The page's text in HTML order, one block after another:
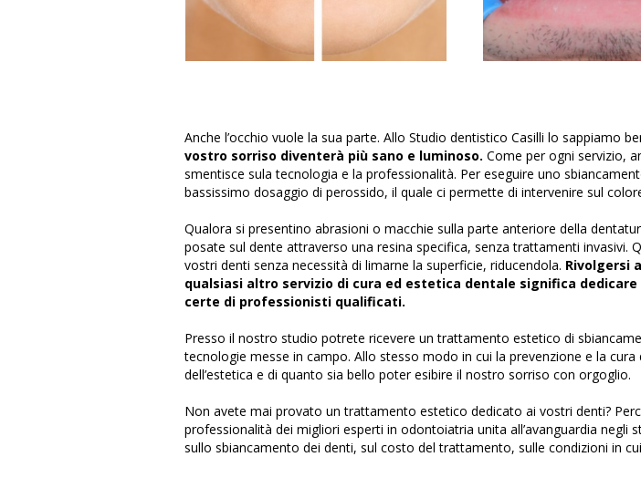
Anche l’occhio vuole la sua parte. Allo Studio dentistico Casilli lo sappiamo
vostro sorriso diventerà più sano e luminoso. Come per ogni servizio,
smentisce sula tecnologia e la professionalità. Per eseguire uno
bassissimo dosaggio di perossido, il quale ci permette di intervenire sul
Qualora si presentino abrasioni o macchie sulla parte anteriore della
posate sul dente attraverso una resina specifica, senza trattamenti invasivi.
vostri denti senza necessità di limarne la superficie, riducendola. Rivolgersi
qualsiasi altro servizio di cura ed estetica dentale significa
certe di professionisti qualificati.
Presso il nostro studio potrete ricevere un trattamento estetico di
tecnologie messe in campo. Allo stesso modo in cui la prevenzione e la
dell’estetica e di quanto sia bello poter esibire il nostro sorriso con orgoglio.
Non avete mai provato un trattamento estetico dedicato ai vostri denti?
professionalità dei migliori esperti in odontoiatria unita all’avanguardia
sullo sbiancamento dei denti, sul costo del trattamento, sulle condizioni in